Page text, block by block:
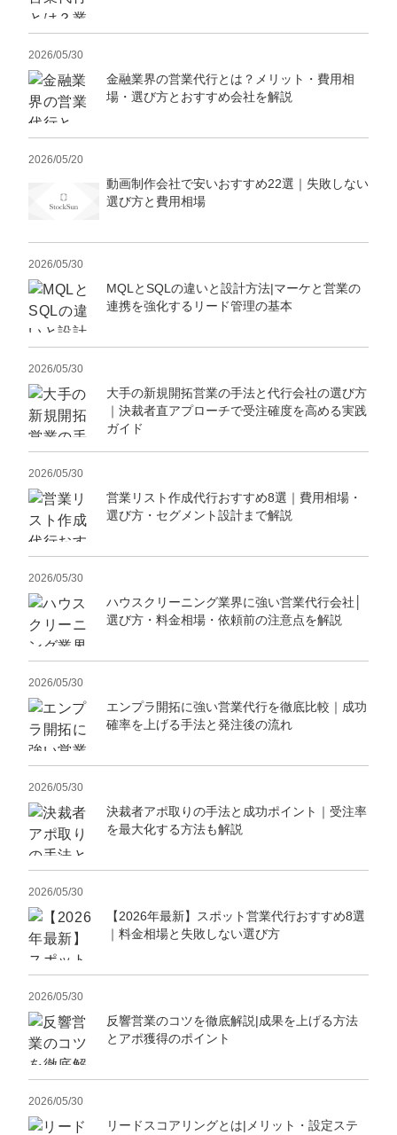
2026/05/30
金融業界の営業代行とは？メリット・費用相
場・選び方とおすすめ会社を解説
2026/05/20
動画制作会社で安いおすすめ22選｜失敗しない
選び方と費用相場
2026/05/30
MQLとSQLの違いと設計方法|マーケと営業の
連携を強化するリード管理の基本
2026/05/30
大手の新規開拓営業の手法と代行会社の選び方
｜決裁者直アプローチで受注確度を高める実践
ガイド
2026/05/30
営業リスト作成代行おすすめ8選｜費用相場・
選び方・セグメント設計まで解説
2026/05/30
ハウスクリーニング業界に強い営業代行会社│
選び方・料金相場・依頼前の注意点を解説
2026/05/30
エンプラ開拓に強い営業代行を徹底比較｜成功
確率を上げる手法と発注後の流れ
2026/05/30
決裁者アポ取りの手法と成功ポイント｜受注率
を最大化する方法も解説
2026/05/30
【2026年最新】スポット営業代行おすすめ8選
｜料金相場と失敗しない選び方
2026/05/30
反響営業のコツを徹底解説|成果を上げる方法
とアポ獲得のポイント
2026/05/30
リードスコアリングとは|メリット・設定ステ